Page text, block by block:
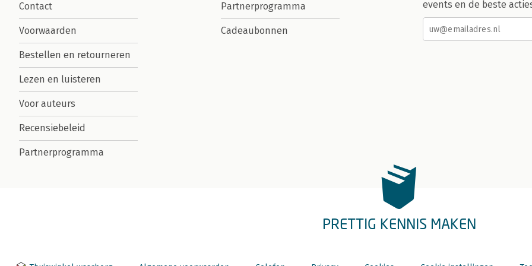
Contact
Voorwaarden
Bestellen en retourneren
Lezen en luisteren
Voor auteurs
Recensiebeleid
Partnerprogramma
Partnerprogramma
Cadeaubonnen
events en de beste
PRETTIG KENNIS MAKEN